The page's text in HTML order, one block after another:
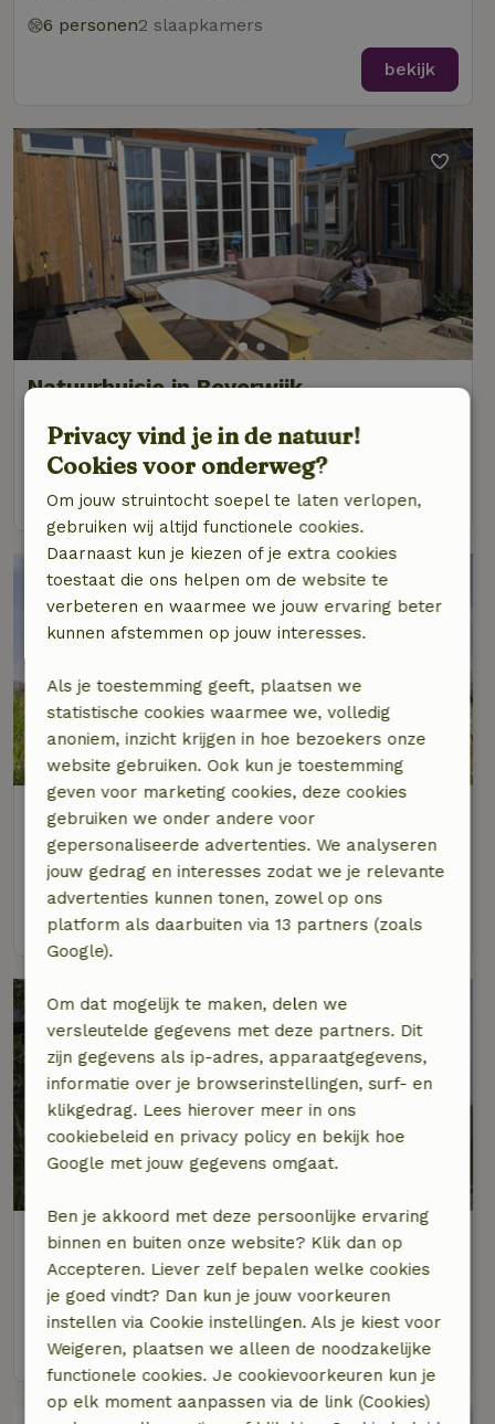
6 personen2 slaapkamers
bekijk
Natuurhuisje in Beverwijk
5 personen
2 slaapkamers
bekijk
Natuurhuisje in Beverwijk
Noord-Holland, Nederland
2 personen1 slaapkamer
bekijk
Natuurhuisje in Beverwijk
Noord-Holland, Nederland
4 personen1 slaapkamer
bekijk
Privacy vind je in de natuur!
Cookies voor onderweg?
Om jouw struintocht soepel te laten verlopen,
gebruiken wij altijd functionele cookies.
Daarnaast kun je kiezen of je extra cookies
toestaat die ons helpen om de website te
verbeteren en waarmee we jouw ervaring beter
kunnen afstemmen op jouw interesses.
Als je toestemming geeft, plaatsen we
statistische cookies waarmee we, volledig
anoniem, inzicht krijgen in hoe bezoekers onze
website gebruiken. Ook kun je toestemming
geven voor marketing cookies, deze cookies
gebruiken we onder andere voor
gepersonaliseerde advertenties. We analyseren
jouw gedrag en interesses zodat we je relevante
advertenties kunnen tonen, zowel op ons
platform als daarbuiten via 13 partners (zoals
Google).
Om dat mogelijk te maken, delen we
versleutelde gegevens met deze partners. Dit
zijn gegevens als ip-adres, apparaatgegevens,
informatie over je browserinstellingen, surf- en
klikgedrag. Lees hierover meer in ons
cookiebeleid en privacy policy en bekijk hoe
Google met jouw gegevens omgaat.
Ben je akkoord met deze persoonlijke ervaring
binnen en buiten onze website? Klik dan op
Accepteren. Liever zelf bepalen welke cookies
je goed vindt? Dan kun je jouw voorkeuren
instellen via Cookie instellingen. Als je kiest voor
Weigeren, plaatsen we alleen de noodzakelijke
functionele cookies. Je cookievoorkeuren kun je
op elk moment aanpassen via de link (Cookies)